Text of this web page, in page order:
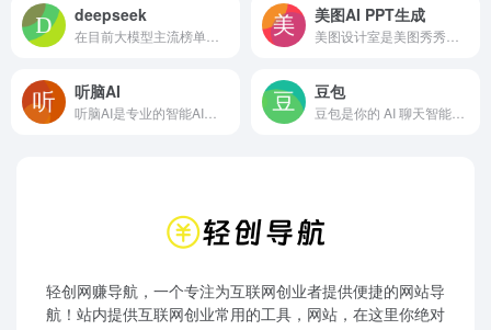
deepseek 美图AI PPT生成
听脑AI 豆包
轻创网赚导航，一个专注为互联网创业者提供便捷的网站导
航！站内提供互联网创业常用的工具，网站，在这里你绝对